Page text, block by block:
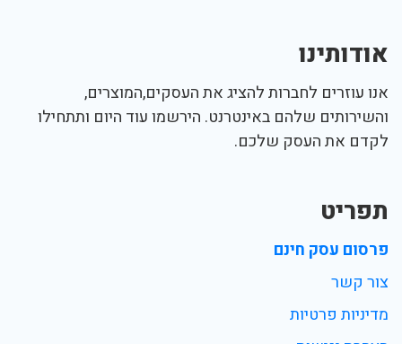
אודותינו
אנו עוזרים לחברות להציג את העסקים,המוצרים,
והשירותים שלהם באינטרנט. הירשמו עוד היום ותתחילו
לקדם את העסק שלכם.
תפריט
פרסום עסק חינם
צור קשר
מדיניות פרטיות